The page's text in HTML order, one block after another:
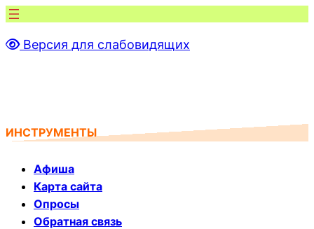
Перейти
содержимому
Версия для слабовидящих
ИНСТРУМЕНТЫ
Афиша
Карта сайта
Опросы
Обратная связь